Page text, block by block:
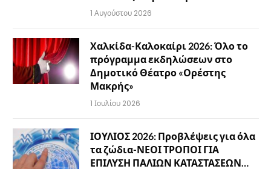
1 Αυγούστου 2026
Χαλκίδα-Καλοκαίρι 2026: Όλο το
πρόγραμμα εκδηλώσεων στο
Δημοτικό Θέατρο «Ορέστης
Μακρής»
1 Ιουλίου 2026
ΙΟΥΛΙΟΣ 2026: Προβλέψεις για όλα
τα ζώδια-ΝΕΟΙ ΤΡΟΠΟΙ ΓΙΑ
ΕΠΙΛΥΣΗ ΠΑΛΙΩΝ ΚΑΤΑΣΤΑΣΕΩΝ…